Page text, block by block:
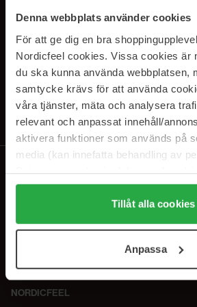
Denna webbplats använder cookies
För att ge dig en bra
Nordicfeel cookies. Vissa cookies är
du ska kunna använda webbplatsen,
samtycke krävs för att använda
våra tjänster, mäta och analysera
relevant och anpassat innehåll/
aktivera funktioner som används på
media (kan innefatta behandling av
Genom att trycka på "Tillåt alla
alla cookies, medan du under
användningen av cookies. Du kan när
samt vår Integritetspolicy.
Tillåt alla cookies
Anpassa
SUBSCRIBE TO OUR
NEWSLETTER
Sähköposti
Tilaamalla hyväksyttietosuojakäytäntömme.
NORDICFEEL